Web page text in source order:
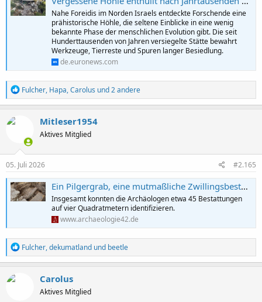
Nahe Foreidis im Norden Israels entdeckte Forschende eine
prähistorische Höhle, die seltene Einblicke in eine wenig
bekannte Phase der menschlichen Evolution gibt. Die seit
Hunderttausenden von Jahren versiegelte Stätte bewahrt
Werkzeuge, Tierreste und Spuren langer Besiedlung.
de.euronews.com
R
e
a
o
n
e
:
Fulcher, Hapa,Carolus und 2 andere
Mitleser1954
Aktives Mitglied
05. Juli 2026 #2.165
Ein Pilgergrab, eine mutmaßliche Zwillingsbestattung und zahlreiche weitere Gräber in Aachen entdeckt
Insgesamt konnten die Archäologen etwa 45 Bestattungen
auf vier Quadratmetern identifizieren.
www.archaeologie42.de
R
e
a
Fulcher,dekumatland und beetle
Carolus
Aktives Mitglied